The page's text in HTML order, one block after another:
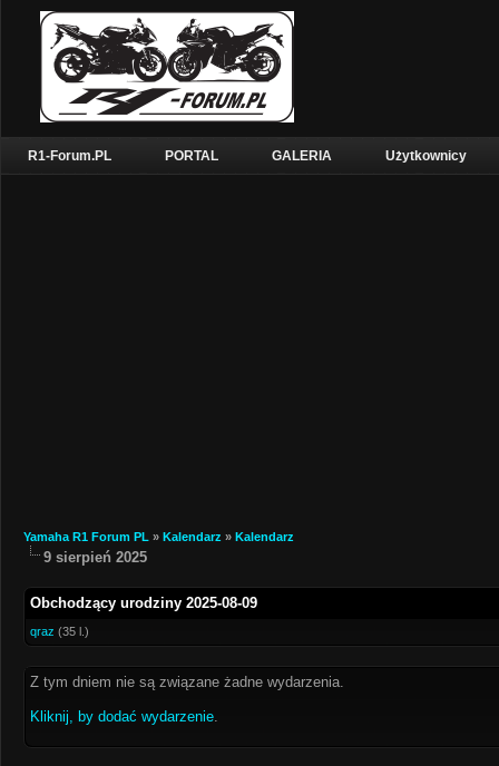
R1-Forum.PL PORTAL GALERIA Użytkownicy
Yamaha R1 Forum PL » Kalendarz » Kalendarz
9 sierpień 2025
Obchodzący urodziny 2025-08-09
qraz (35 l.)
Z tym dniem nie są związane żadne wydarzenia.
Kliknij, by dodać wydarzenie.